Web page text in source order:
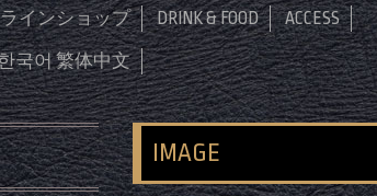
ラインショップ DRINK & FOOD ACCESS
한국어 繁体中文
IMAGE